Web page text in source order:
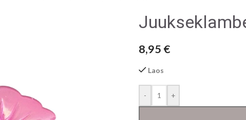
8,95 €
Laos
- +